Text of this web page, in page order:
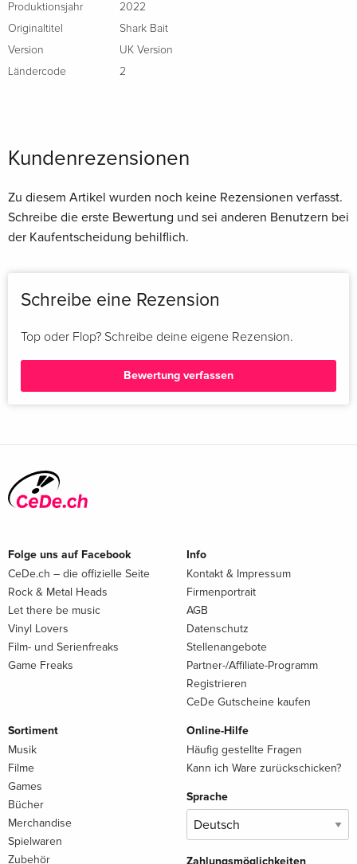
Produktionsjahr
2022
Originaltitel
Shark Bait
Version
UK Version
Ländercode
2
Kundenrezensionen
Zu diesem Artikel wurden noch keine Rezensionen verfasst.
Schreibe die erste Bewertung und sei anderen Benutzern bei
der Kaufentscheidung behilflich.
Schreibe eine Rezension
Top oder Flop? Schreibe deine eigene Rezension.
Bewertung verfassen
Folge uns auf Facebook
CeDe.ch – die offizielle Seite
Rock & Metal Heads
Let there be music
Vinyl Lovers
Film- und Serienfreaks
Game Freaks
Info
Kontakt & Impressum
Firmenportrait
AGB
Datenschutz
Stellenangebote
Partner-/Affiliate-Programm
Registrieren
CeDe Gutscheine kaufen
Sortiment
Musik
Filme
Games
Bücher
Merchandise
Spielwaren
Zubehör
Online-Hilfe
Häufig gestellte Fragen
Kann ich Ware zurückschicken?
Sprache
Zahlungsmöglichkeiten